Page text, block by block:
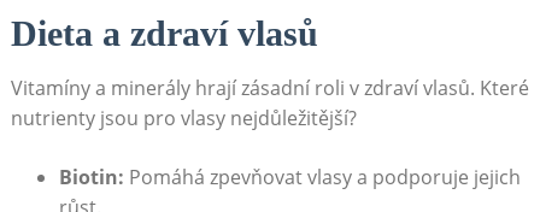
Dieta ⁢a zdraví vlasů
Vitamíny a minerály hrají zásadní roli v zdraví vlasů. Které
nutrienty jsou pro vlasy nejdůležitější?
Biotin: ⁣Pomáhá ⁣zpevňovat vlasy a podporuje jejich